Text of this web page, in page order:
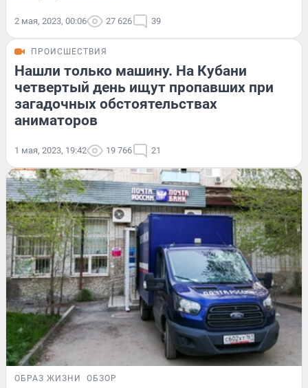
2 мая, 2023, 00:06 27 626 39
ПРОИСШЕСТВИЯ
Нашли только машину. На Кубани
четвертый день ищут пропавших при
загадочных обстоятельствах
аниматоров
1 мая, 2023, 19:42 19 766 21
ОБРАЗ ЖИЗНИ ОБЗОР